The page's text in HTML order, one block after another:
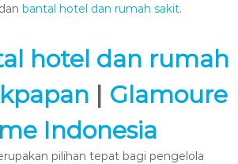
bantal hotel dan rumah sakit.
hotel dan rumah
| Glamoure
Indonesia
pilihan tepat bagi pengelola